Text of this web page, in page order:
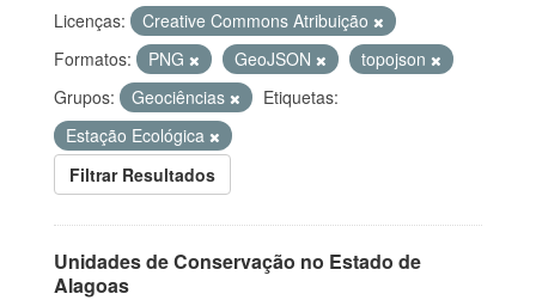
Licenças:
Creative Commons Atribuição
Formatos:
PNG GeoJSON
topojson
Grupos:
Geociências
Etiquetas:
Estação Ecológica
Filtrar Resultados
Unidades de Conservação no Estado de
Alagoas